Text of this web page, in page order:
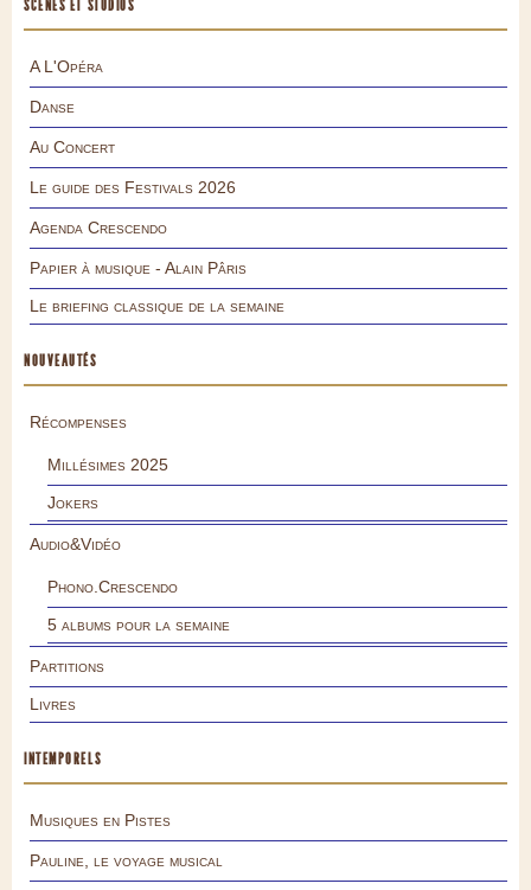
SCÈNES ET STUDIOS
A L'Opéra
Danse
Au Concert
Le guide des Festivals 2026
Agenda Crescendo
Papier à musique - Alain Pâris
Le briefing classique de la semaine
NOUVEAUTÉS
Récompenses
Millésimes 2025
Jokers
Audio&Vidéo
Phono.Crescendo
5 albums pour la semaine
Partitions
Livres
INTEMPORELS
Musiques en Pistes
Pauline, le voyage musical